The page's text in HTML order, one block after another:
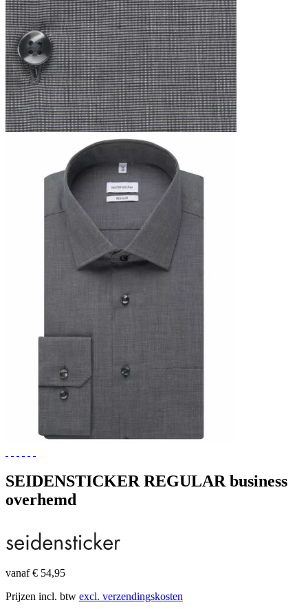
SEIDENSTICKER REGULAR business
overhemd
vanaf € 54,95
Prijzen incl. btw excl. verzendingskosten